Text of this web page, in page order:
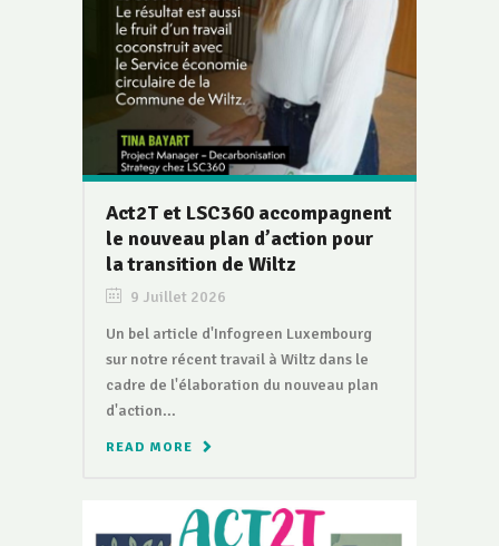
Act2T et LSC360 accompagnent
le nouveau plan d’action pour
la transition de Wiltz
9 Juillet 2026
Un bel article d'Infogreen Luxembourg
sur notre récent travail à Wiltz dans le
cadre de l'élaboration du nouveau plan
d'action...
READ MORE